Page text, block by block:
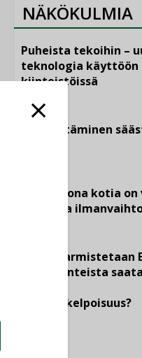
NÄKÖKULMIA
Puheista tekoihin –
teknologia käyttöön
kiinteistöissä
Sähköistäminen
Yli miljoona kotia
toimivaa
Miten varmistetaan
dokumenteista
vertailukelpoisuus?